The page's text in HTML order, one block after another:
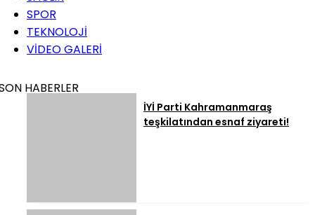
SPOR
TEKNOLOJİ
VİDEO GALERİ
HABERLER
İYİ Parti Kahramanmaraş
teşkilatından esnaf ziyareti!